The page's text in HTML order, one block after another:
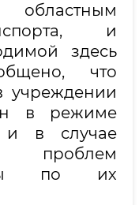
и
здесь
что
учреждении
в режиме
и в случае
проблем
по их